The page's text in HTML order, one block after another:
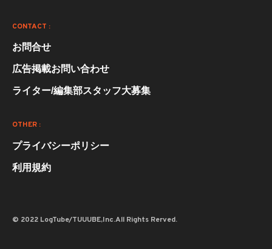
CONTACT :
お問合せ
広告掲載お問い合わせ
ライター/編集部スタッフ大募集
OTHER :
プライバシーポリシー
利用規約
© 2022 LogTube/TUUUBE,Inc.All Rights Rerved.